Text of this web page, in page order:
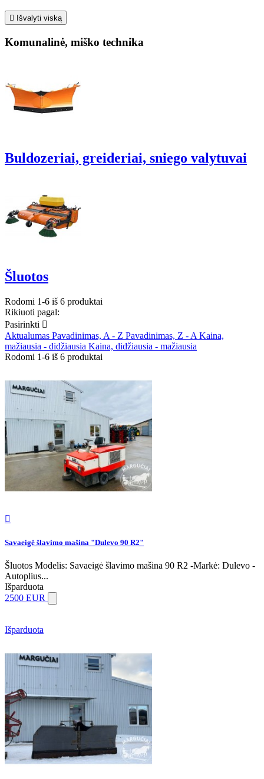
 Išvalyti viską
Komunalinė, miško technika
Buldozeriai, greideriai, sniego valytuvai
Šluotos
Rodomi 1-6 iš 6 produktai
Rikiuoti pagal:
Pasirinkti 
Aktualumas Pavadinimas, A - Z Pavadinimas, Z - A Kaina,
mažiausia - didžiausia Kaina, didžiausia - mažiausia
Rodomi 1-6 iš 6 produktai

Savaeigė šlavimo mašina "Dulevo 90 R2"
Šluotos Modelis: Savaeigė šlavimo mašina 90 R2 -Markė: Dulevo -
Autoplius...
Išparduota
2500 EUR
Išparduota